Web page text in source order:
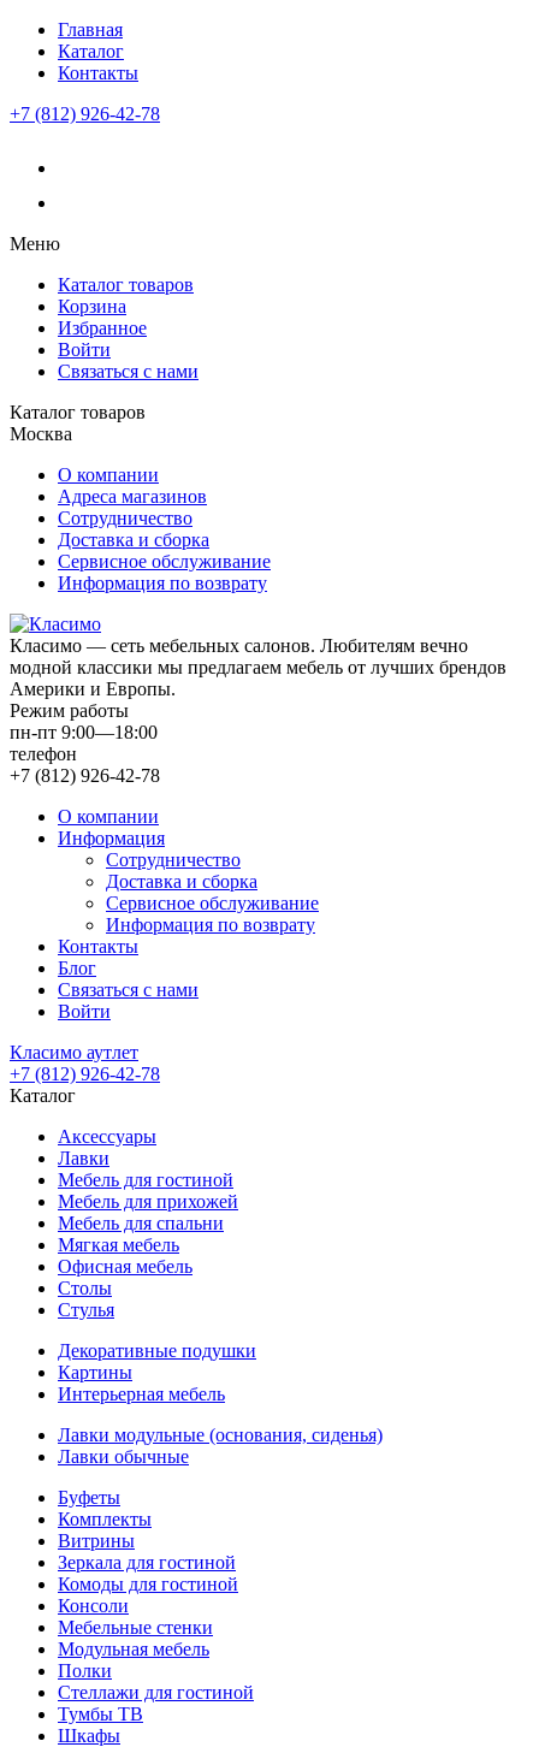
Главная
Каталог
Контакты
+7 (812) 926-42-78
Меню
Каталог товаров
Корзина
Избранное
Войти
Связаться с нами
Каталог товаров
Москва
О компании
Адреса магазинов
Сотрудничество
Доставка и сборка
Сервисное обслуживание
Информация по возврату
Класимо — cеть мебельных салонов. Любителям вечно
модной классики мы предлагаем мебель от лучших брендов
Америки и Европы.
Режим работы
пн-пт 9:00—18:00
телефон
+7 (812) 926-42-78
О компании
Информация
Сотрудничество
Доставка и сборка
Сервисное обслуживание
Информация по возврату
Контакты
Блог
Связаться с нами
Войти
Класимо аутлет
+7 (812) 926-42-78
Каталог
Аксессуары
Лавки
Мебель для гостиной
Мебель для прихожей
Мебель для спальни
Мягкая мебель
Офисная мебель
Столы
Стулья
Декоративные подушки
Картины
Интерьерная мебель
Лавки модульные (основания, сиденья)
Лавки обычные
Буфеты
Комплекты
Витрины
Зеркала для гостиной
Комоды для гостиной
Консоли
Мебельные стенки
Модульная мебель
Полки
Стеллажи для гостиной
Тумбы ТВ
Шкафы